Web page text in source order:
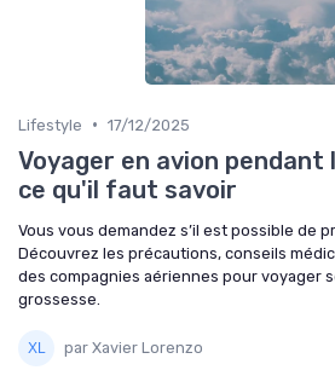
Lifestyle • 17/12/2025
Voyager en avion pendant
ce qu'il faut savoir
Vous vous demandez s’il est possible de
Découvrez les précautions, conseils
des compagnies aériennes pour voyager
grossesse.
par Xavier Lorenzo